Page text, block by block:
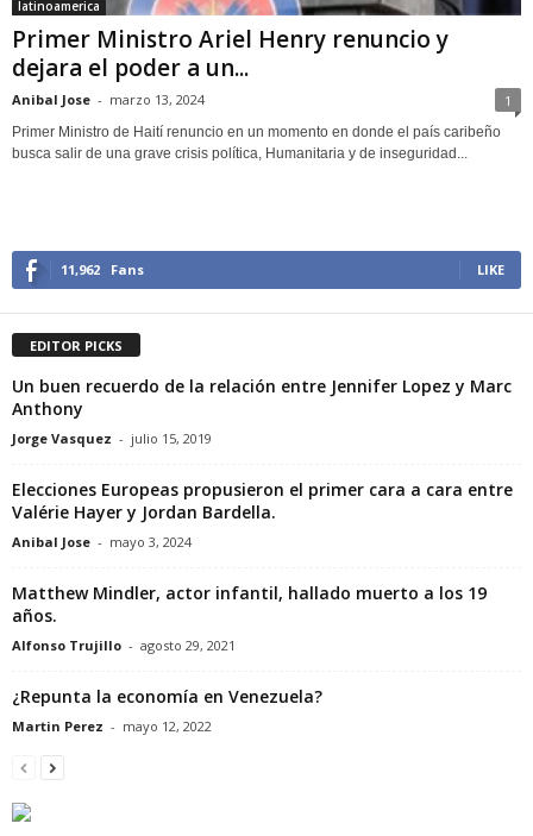
latinoamerica
Primer Ministro Ariel Henry renuncio y
dejara el poder a un...
Anibal Jose - marzo 13, 2024 1
Primer Ministro de Haití renuncio en un momento en donde el país caribeño
busca salir de una grave crisis política, Humanitaria y de inseguridad...
11,962 Fans LIKE
EDITOR PICKS
Un buen recuerdo de la relación entre Jennifer Lopez y Marc
Anthony
Jorge Vasquez - julio 15, 2019
Elecciones Europeas propusieron el primer cara a cara entre
Valérie Hayer y Jordan Bardella.
Anibal Jose - mayo 3, 2024
Matthew Mindler, actor infantil, hallado muerto a los 19
años.
Alfonso Trujillo - agosto 29, 2021
¿Repunta la economía en Venezuela?
Martin Perez - mayo 12, 2022